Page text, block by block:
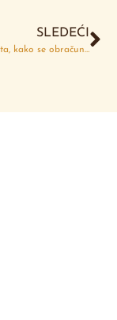
SLEDEĆI
Šta je kamata, kako se obračunava i kakav je uticaj kamate na cenu zlata?